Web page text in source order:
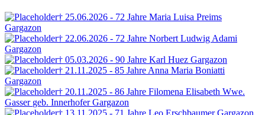
† 25.06.2026 - 72 Jahre Maria Luisa Preims
Gargazon
† 22.06.2026 - 72 Jahre Norbert Ludwig Adami
Gargazon
† 05.03.2026 - 90 Jahre Karl Huez Gargazon
† 21.11.2025 - 85 Jahre Anna Maria Boniatti
Gargazon
† 20.11.2025 - 86 Jahre Filomena Elisabeth Wwe.
Gasser geb. InnerhoferGargazon
† 13.11.2025 - 71 Jahre Leo ErschbaumerGargazon